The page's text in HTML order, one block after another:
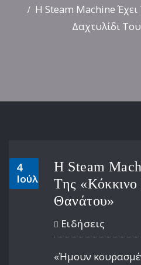
Η Steam Machine Έχει
Δαχτυλίδι
4
Ιούλ
Η Steam
Της «Κόκκινο
Θανάτου»
Ειδήσεις
«Ήμουν